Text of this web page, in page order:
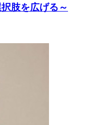
肢を広げる～